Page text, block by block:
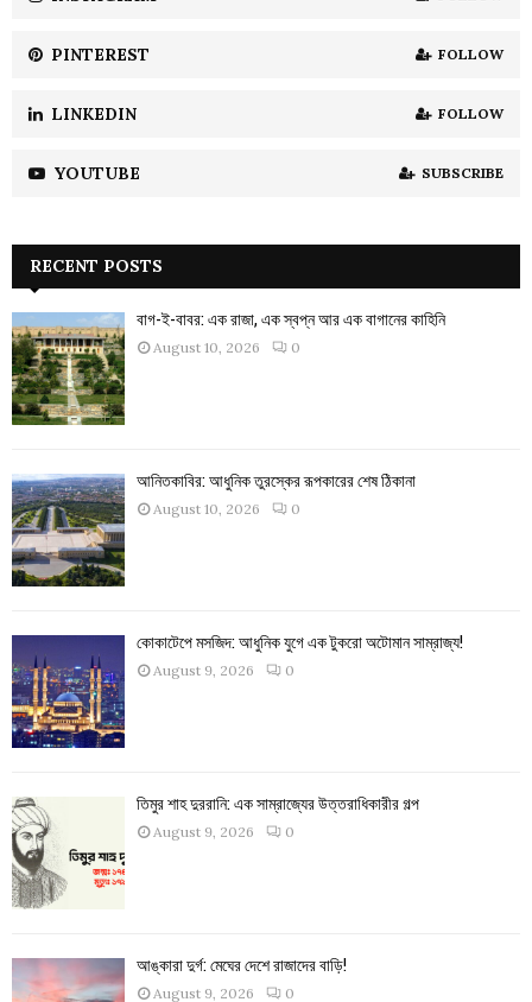
PINTEREST FOLLOW
LINKEDIN FOLLOW
YOUTUBE SUBSCRIBE
RECENT POSTS
বাগ-ই-বাবর: এক রাজা, এক স্বপ্ন আর এক বাগানের কাহিনি
August 10, 2026 0
আনিতকাবির: আধুনিক তুরস্কের রূপকারের শেষ ঠিকানা
August 10, 2026 0
কোকাটেপে মসজিদ: আধুনিক যুগে এক টুকরো অটোমান সাম্রাজ্য!
August 9, 2026 0
তিমুর শাহ দুররানি: এক সাম্রাজ্যের উত্তরাধিকারীর গল্প
August 9, 2026 0
আঙ্কারা দুর্গ: মেঘের দেশে রাজাদের বাড়ি!
August 9, 2026 0